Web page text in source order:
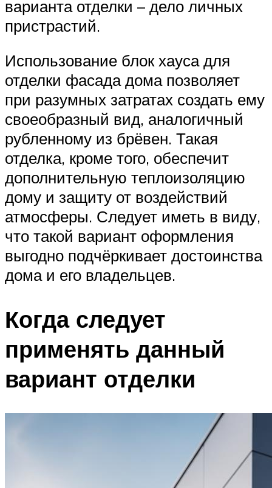
варианта отделки – дело личных
пристрастий.
Использование блок хауса для
отделки фасада дома позволяет
при разумных затратах создать ему
своеобразный вид, аналогичный
рубленному из брёвен. Такая
отделка, кроме того, обеспечит
дополнительную теплоизоляцию
дому и защиту от воздействий
атмосферы. Следует иметь в виду,
что такой вариант оформления
выгодно подчёркивает достоинства
дома и его владельцев.
Когда следует
применять данный
вариант отделки